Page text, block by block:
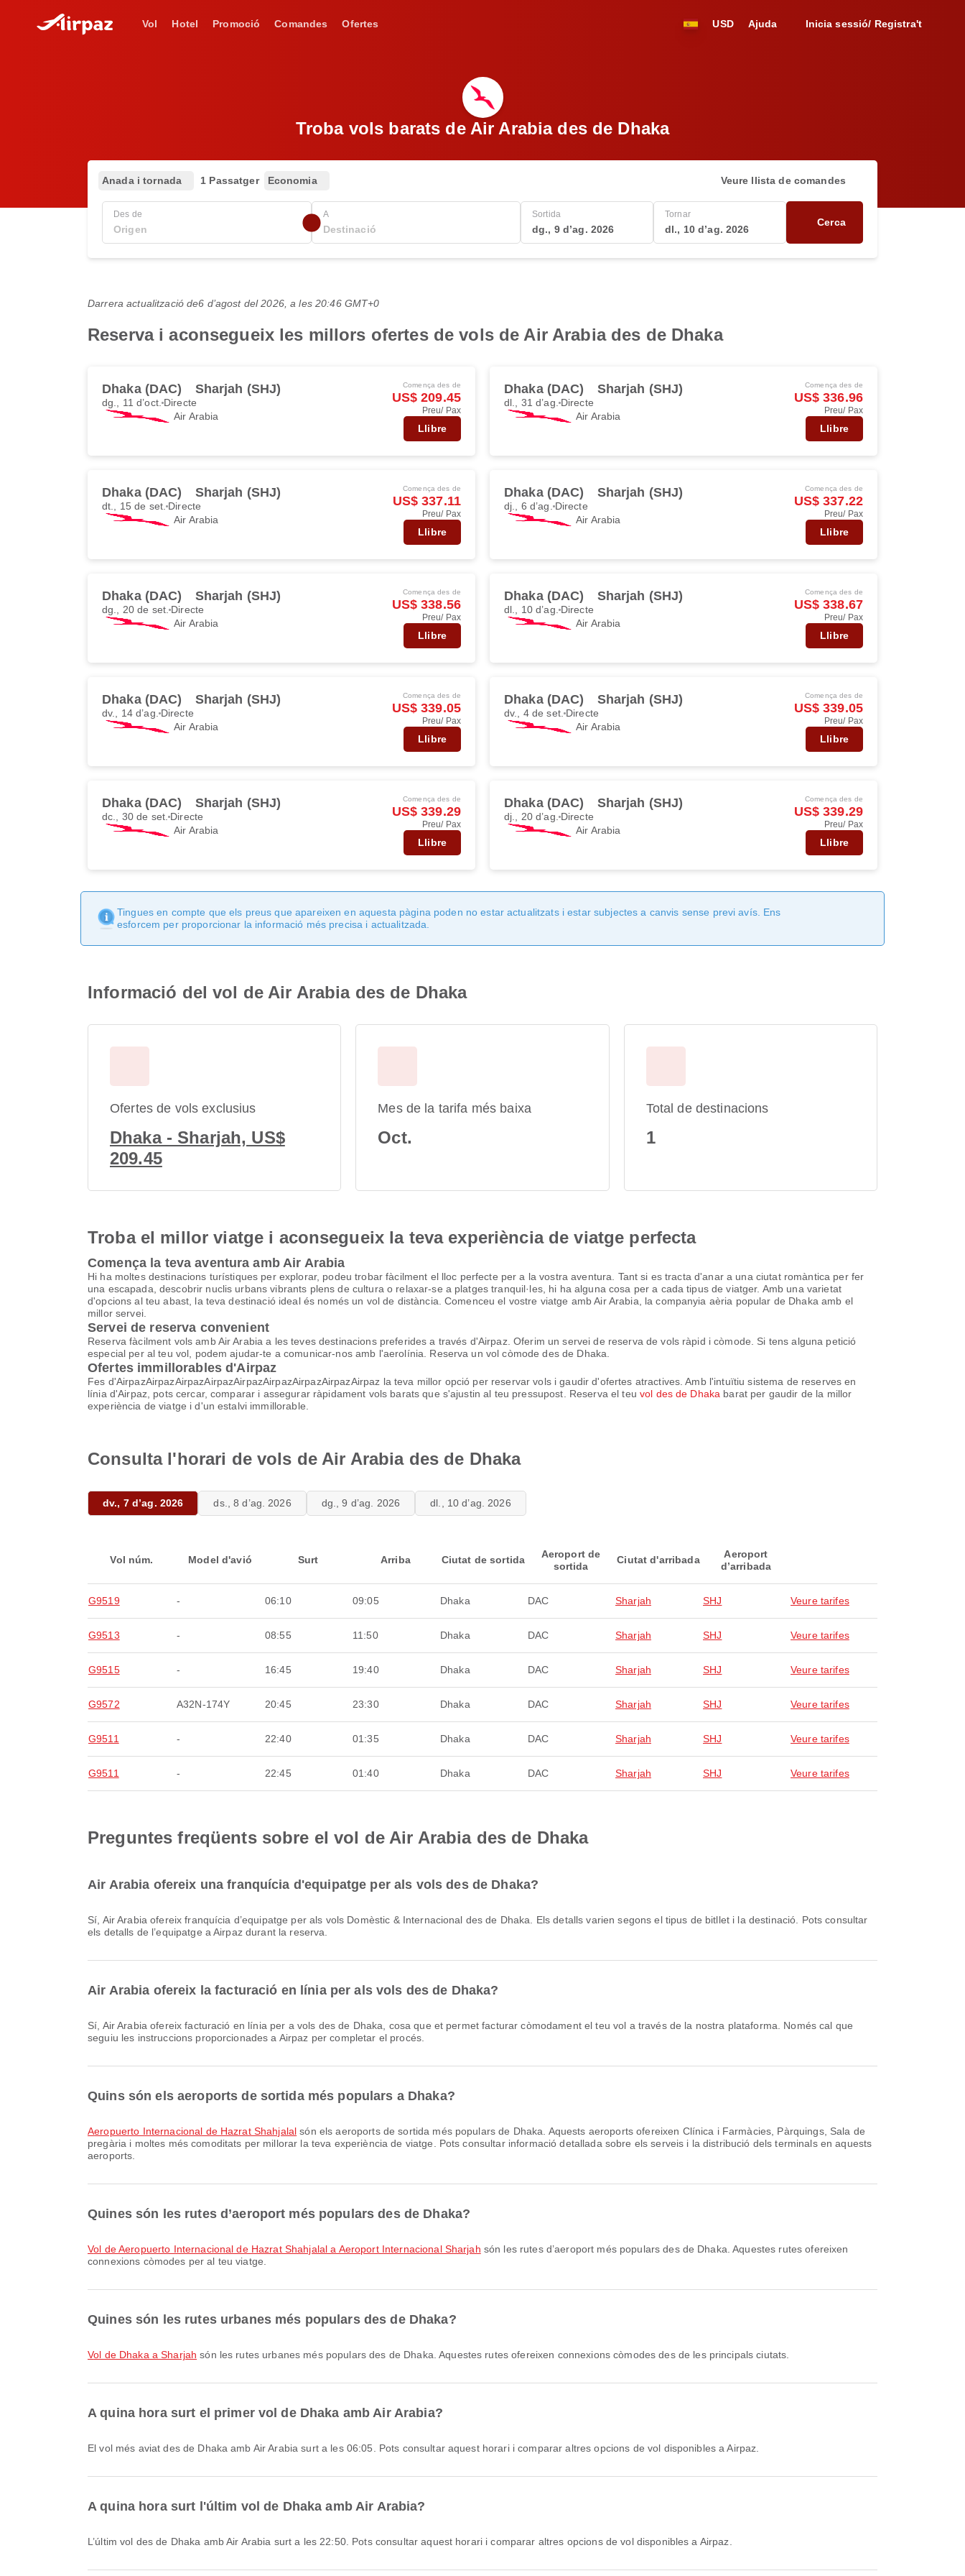
Vol Hotel Promoció Comandes Ofertes USD Ajuda Inicia sessió/ Registra't
Troba vols barats de Air Arabia des de Dhaka
Anada i tornada 1 Passatger Economia Veure llista de comandes
Des de A Sortida
dg., 9 d’ag. 2026
Tornar
dl., 10 d’ag. 2026
Cerca
Darrera actualització de6 d’agost del 2026, a les 20:46 GMT+0
Reserva i aconsegueix les millors ofertes de vols de Air Arabia des de Dhaka
Dhaka (DAC) Sharjah (SHJ)
dg., 11 d’oct. Directe
Air Arabia
Comença des de
US$ 209.45
Preu/ Pax
Llibre
Dhaka (DAC) Sharjah (SHJ)
dl., 31 d’ag. Directe
Air Arabia
Comença des de
US$ 336.96
Preu/ Pax
Llibre
Dhaka (DAC) Sharjah (SHJ)
dt., 15 de set. Directe
Air Arabia
Comença des de
US$ 337.11
Preu/ Pax
Llibre
Dhaka (DAC) Sharjah (SHJ)
dj., 6 d’ag. Directe
Air Arabia
Comença des de
US$ 337.22
Preu/ Pax
Llibre
Dhaka (DAC) Sharjah (SHJ)
dg., 20 de set. Directe
Air Arabia
Comença des de
US$ 338.56
Preu/ Pax
Llibre
Dhaka (DAC) Sharjah (SHJ)
dl., 10 d’ag. Directe
Air Arabia
Comença des de
US$ 338.67
Preu/ Pax
Llibre
Dhaka (DAC) Sharjah (SHJ)
dv., 14 d’ag. Directe
Air Arabia
Comença des de
US$ 339.05
Preu/ Pax
Llibre
Dhaka (DAC) Sharjah (SHJ)
dv., 4 de set. Directe
Air Arabia
Comença des de
US$ 339.05
Preu/ Pax
Llibre
Dhaka (DAC) Sharjah (SHJ)
dc., 30 de set. Directe
Air Arabia
Comença des de
US$ 339.29
Preu/ Pax
Llibre
Dhaka (DAC) Sharjah (SHJ)
dj., 20 d’ag. Directe
Air Arabia
Comença des de
US$ 339.29
Preu/ Pax
Llibre
Tingues en compte que els preus que apareixen en aquesta pàgina poden no estar actualitzats i estar subjectes a canvis sense previ avís. Ens
esforcem per proporcionar la informació més precisa i actualitzada.
Informació del vol de Air Arabia des de Dhaka
Ofertes de vols exclusius
Dhaka - Sharjah, US$
209.45
Mes de la tarifa més baixa
Oct.
Total de destinacions
1
Troba el millor viatge i aconsegueix la teva experiència de viatge perfecta
Comença la teva aventura amb Air Arabia
Hi ha moltes destinacions turístiques per explorar, podeu trobar fàcilment el lloc perfecte per a la vostra aventura. Tant si es tracta d'anar a una ciutat romàntica per fer
una escapada, descobrir nuclis urbans vibrants plens de cultura o relaxar-se a platges tranquil·les, hi ha alguna cosa per a cada tipus de viatger. Amb una varietat
d'opcions al teu abast, la teva destinació ideal és només un vol de distància. Comenceu el vostre viatge amb Air Arabia, la companyia aèria popular de Dhaka amb el
millor servei.
Servei de reserva convenient
Reserva fàcilment vols amb Air Arabia a les teves destinacions preferides a través d'Airpaz. Oferim un servei de reserva de vols ràpid i còmode. Si tens alguna petició
especial per al teu vol, podem ajudar-te a comunicar-nos amb l'aerolínia. Reserva un vol còmode des de Dhaka.
Ofertes immillorables d'Airpaz
Fes d'AirpazAirpazAirpazAirpazAirpazAirpazAirpazAirpazAirpaz la teva millor opció per reservar vols i gaudir d'ofertes atractives. Amb l'intuïtiu sistema de reserves en
línia d'Airpaz, pots cercar, comparar i assegurar ràpidament vols barats que s'ajustin al teu pressupost. Reserva el teu vol des de Dhaka barat per gaudir de la millor
experiència de viatge i d'un estalvi immillorable.
Consulta l'horari de vols de Air Arabia des de Dhaka
dv., 7 d’ag. 2026 ds., 8 d’ag. 2026 dg., 9 d’ag. 2026 dl., 10 d’ag. 2026
Vol núm. Model d'avió Surt Arriba Ciutat de sortida
Aeroport de
sortida
Ciutat d'arribada
Aeroport
d’arribada
G9519 - 06:10 09:05 Dhaka DAC Sharjah SHJ Veure tarifes
G9513 - 08:55 11:50 Dhaka DAC Sharjah SHJ Veure tarifes
G9515 - 16:45 19:40 Dhaka DAC Sharjah SHJ Veure tarifes
G9572 A32N-174Y 20:45 23:30 Dhaka DAC Sharjah SHJ Veure tarifes
G9511 - 22:40 01:35 Dhaka DAC Sharjah SHJ Veure tarifes
G9511 - 22:45 01:40 Dhaka DAC Sharjah SHJ Veure tarifes
Preguntes freqüents sobre el vol de Air Arabia des de Dhaka
Air Arabia ofereix una franquícia d'equipatge per als vols des de Dhaka?
Sí, Air Arabia ofereix franquícia d’equipatge per als vols Domèstic & Internacional des de Dhaka. Els detalls varien segons el tipus de bitllet i la destinació. Pots consultar
els detalls de l’equipatge a Airpaz durant la reserva.
Air Arabia ofereix la facturació en línia per als vols des de Dhaka?
Sí, Air Arabia ofereix facturació en línia per a vols des de Dhaka, cosa que et permet facturar còmodament el teu vol a través de la nostra plataforma. Només cal que
seguiu les instruccions proporcionades a Airpaz per completar el procés.
Quins són els aeroports de sortida més populars a Dhaka?
Aeropuerto Internacional de Hazrat Shahjalal són els aeroports de sortida més populars de Dhaka. Aquests aeroports ofereixen Clínica i Farmàcies, Pàrquings, Sala de
pregària i moltes més comoditats per millorar la teva experiència de viatge. Pots consultar informació detallada sobre els serveis i la distribució dels terminals en aquests
aeroports.
Quines són les rutes d’aeroport més populars des de Dhaka?
vol de Aeropuerto Internacional de Hazrat Shahjalal a Aeroport Internacional Sharjah són les rutes d’aeroport més populars des de Dhaka. Aquestes rutes ofereixen
connexions còmodes per al teu viatge.
Quines són les rutes urbanes més populars des de Dhaka?
vol de Dhaka a Sharjah són les rutes urbanes més populars des de Dhaka. Aquestes rutes ofereixen connexions còmodes des de les principals ciutats.
A quina hora surt el primer vol de Dhaka amb Air Arabia?
El vol més aviat des de Dhaka amb Air Arabia surt a les 06:05. Pots consultar aquest horari i comparar altres opcions de vol disponibles a Airpaz.
A quina hora surt l'últim vol de Dhaka amb Air Arabia?
L’últim vol des de Dhaka amb Air Arabia surt a les 22:50. Pots consultar aquest horari i comparar altres opcions de vol disponibles a Airpaz.